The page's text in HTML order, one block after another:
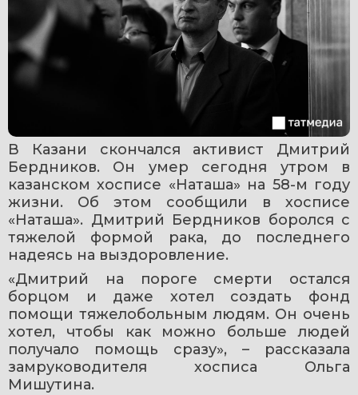
В Казани скончался активист Дмитрий
Бердников. Он умер сегодня утром в
казанском хосписе «Наташа» на 58-м году
жизни. Об этом сообщили в хосписе
«Наташа». Дмитрий Бердников боролся с
тяжелой формой рака, до последнего
надеясь на выздоровление.
«Дмитрий на пороге смерти остался
борцом и даже хотел создать фонд
помощи тяжелобольным людям. Он очень
хотел, чтобы как можно больше людей
получало помощь сразу», – рассказала
замруководителя хосписа Ольга
Мишутина.